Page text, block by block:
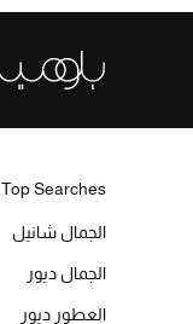
Top Searches
الجمال شانيل
الجمال ديور
العطور ديور